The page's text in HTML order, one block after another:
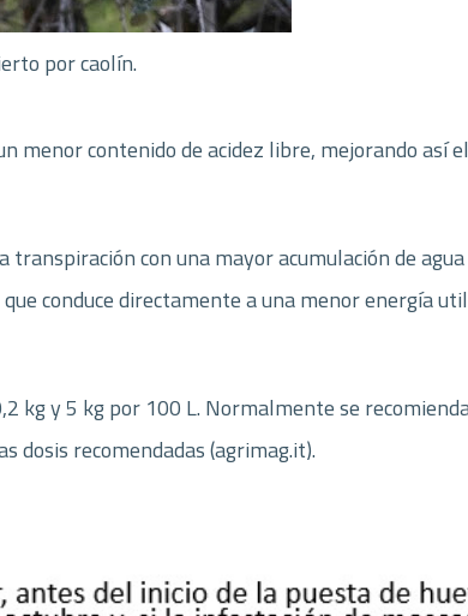
por caolín.
contenido de acidez libre, mejorando así
con una mayor acumulación de
conduce directamente a una menor energía
kg y 5 kg por 100 L. Normalmente se
dosis recomendadas (agrimag.it).